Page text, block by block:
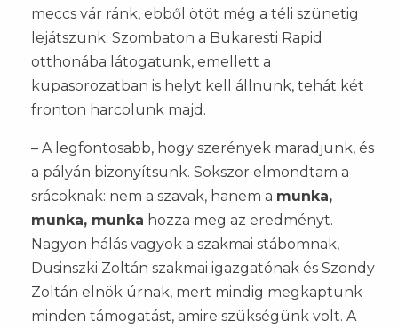
meccs vár ránk, ebből ötöt még a téli szünetig
lejátszunk. Szombaton a Bukaresti Rapid
otthonába látogatunk, emellett a
kupasorozatban is helyt kell állnunk, tehát két
fronton harcolunk majd.
– A legfontosabb, hogy szerények maradjunk, és
a pályán bizonyítsunk. Sokszor elmondtam a
srácoknak: nem a szavak, hanem a munka,
munka, munka hozza meg az eredményt.
Nagyon hálás vagyok a szakmai stábomnak,
Dusinszki Zoltán szakmai igazgatónak és Szondy
Zoltán elnök úrnak, mert mindig megkaptunk
minden támogatást, amire szükségünk volt. A